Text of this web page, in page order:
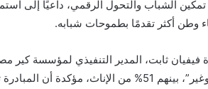
الشباب والتحول الرقمي، داعيًا إلى
وطن أكثر تقدمًا بطموحات شبابه.
مستفيد من برنامج “طور وغير”، بينهم 51% من